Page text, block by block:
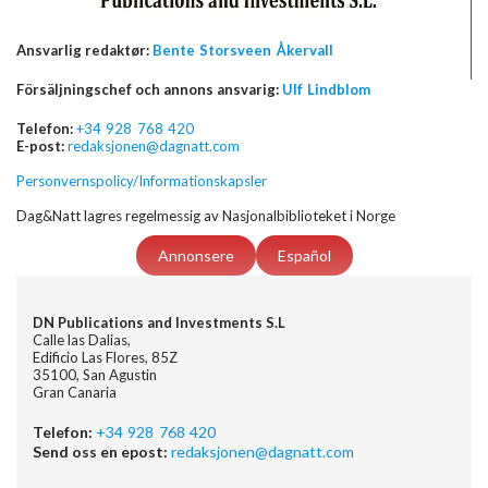
Ansvarlig redaktør: Bente Storsveen Åkervall
Försäljningschef och annons ansvarig: Ulf Lindblom
Telefon:+34 928 768 420
E-post:redaksjonen@dagnatt.com
Personvernspolicy/Informationskapsler
Dag&Natt lagres regelmessig av Nasjonalbiblioteket i Norge
Annonsere Español
DN Publications and Investments S.L
Calle las Dalias,
Edificio Las Flores, 85Z
35100, San Agustin
Gran Canaria
Telefon: +34 928 768 420
Send oss en epost: redaksjonen@dagnatt.com